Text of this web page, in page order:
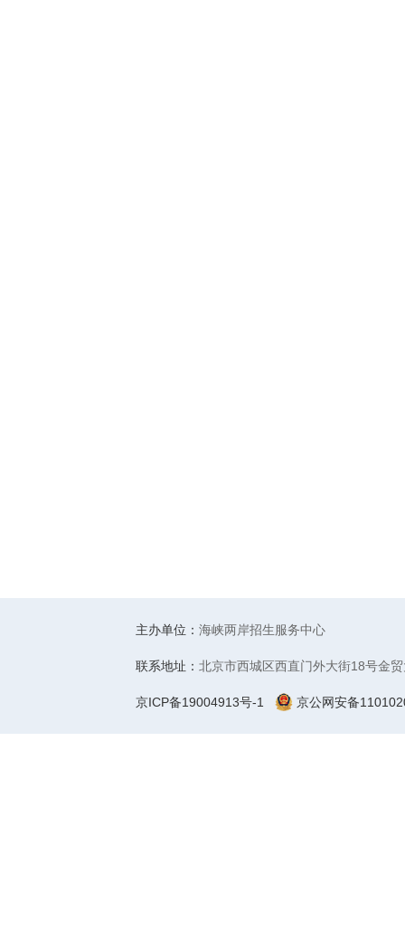
主办单位： 海峡两岸招生服务中心
联系地址： 北京市西城区西直门外大街18号金
京ICP备19004913号-1 京公网安备